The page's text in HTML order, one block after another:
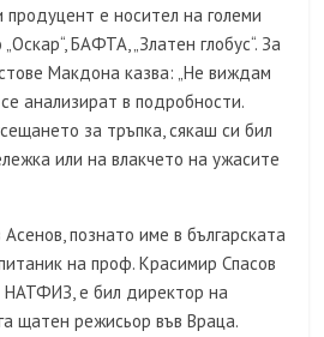
продуцент е носител на големи
БАФТА, „Златен глобус“. За
Макдона казва: „Не виждам
анализират в подробности.
за тръпка, сякаш си бил
или на влакчето на ужасите
познато име в българската
на проф. Красимир Спасов
НАТФИЗ, е бил директор на
щатен режисьор във Враца.